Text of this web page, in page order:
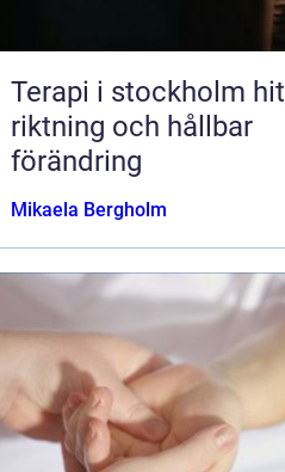
Terapi i stockholm hitta lugn,
riktning och hållbar
förändring
Mikaela Bergholm